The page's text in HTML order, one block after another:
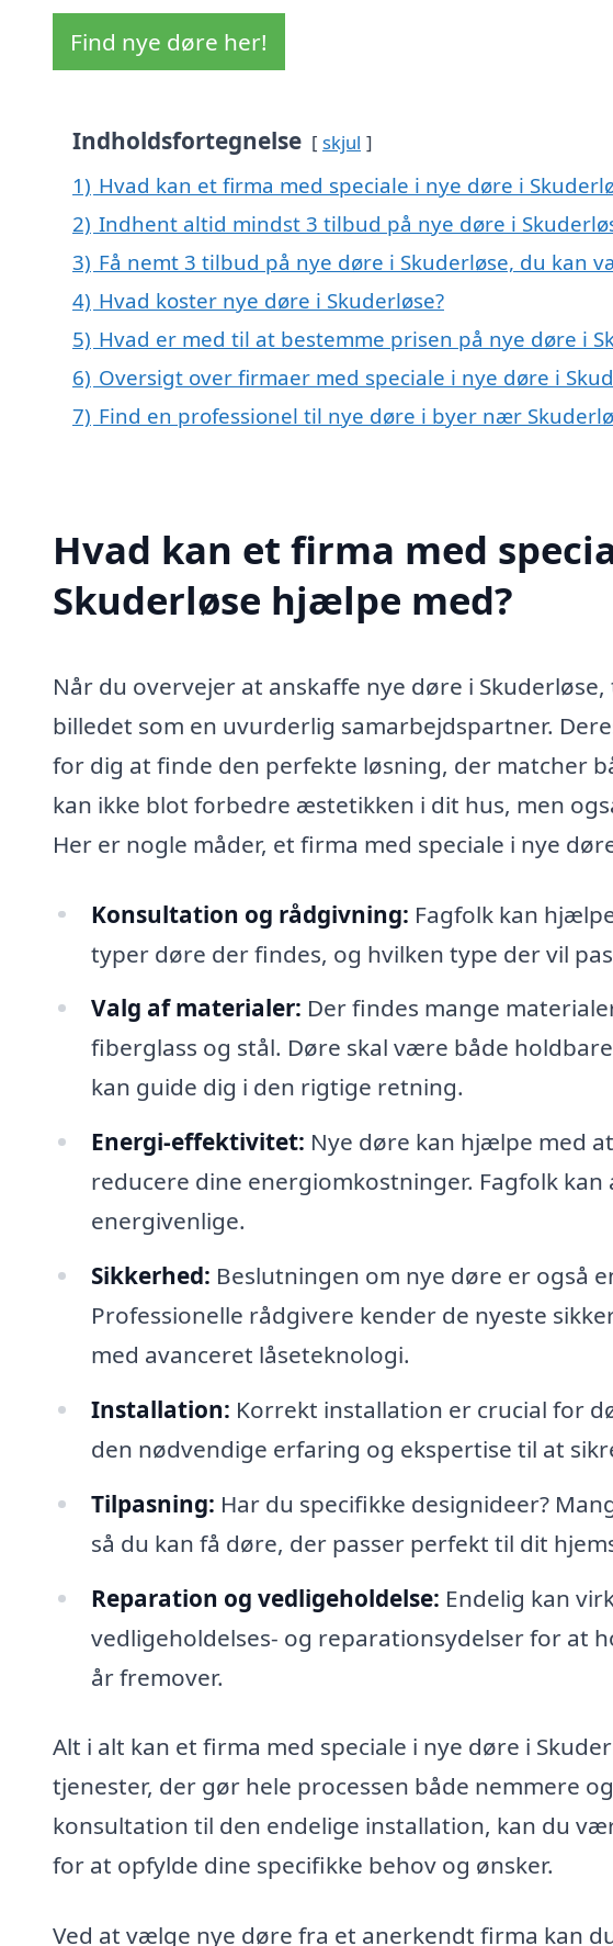
Find nye døre her!
Indholdsfortegnelse skjul
1) Hvad kan et firma med speciale i nye døre i
2) Indhent altid mindst 3 tilbud på nye døre i
3) Få nemt 3 tilbud på nye døre i Skuderløse, du kan
4) Hvad koster nye døre i Skuderløse?
5) Hvad er med til at bestemme prisen på nye døre i
6) Oversigt over firmaer med speciale i nye døre i
7) Find en professionel til nye døre i byer nær
Hvad kan et firma med
Skuderløse hjælpe med?
Når du overvejer at anskaffe nye døre i
billedet som en uvurderlig samarbejdspartner.
for dig at finde den perfekte løsning, der matcher
kan ikke blot forbedre æstetikken i dit hus, men
Her er nogle måder, et firma med speciale i nye
Konsultation og rådgivning: Fagfolk kan
typer døre der findes, og hvilken type der vil
Valg af materialer: Der findes mange
fiberglass og stål. Døre skal være både
kan guide dig i den rigtige retning.
Energi-effektivitet: Nye døre kan hjælpe med
reducere dine energiomkostninger. Fagfolk
energivenlige.
Sikkerhed: Beslutningen om nye døre er også
Professionelle rådgivere kender de nyeste
med avanceret låseteknologi.
Installation: Korrekt installation er crucial for
den nødvendige erfaring og ekspertise til at
Tilpasning: Har du specifikke designideer?
så du kan få døre, der passer perfekt til dit
Reparation og vedligeholdelse: Endelig kan
vedligeholdelses- og reparationsydelser for at
år fremover.
Alt i alt kan et firma med speciale i nye døre i
tjenester, der gør hele processen både nemmere
konsultation til den endelige installation, kan du
for at opfylde dine specifikke behov og ønsker.
Ved at vælge nye døre fra et anerkendt firma kan